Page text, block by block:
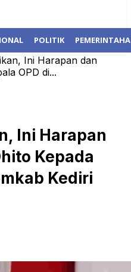
POLITIK
Ini Harapan dan
OPD di...
Ini Harapan
Kepada
Kediri